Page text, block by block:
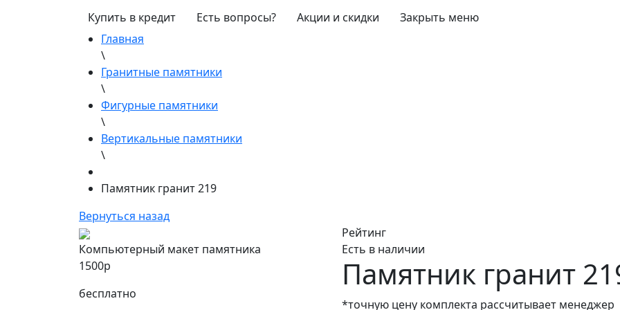
Купить в кредит Есть вопросы? Акции и скидки
Закрыть меню
Главная
\
Гранитные памятники
\
Фигурные памятники
\
Вертикальные памятники
\
Памятник гранит 219
Вернуться назад
Компьютерный макет памятника
1500р
бесплатно
Рейтинг
Есть в наличии
Памятник гранит
*точную цену комплекта рассчитывает менеджер